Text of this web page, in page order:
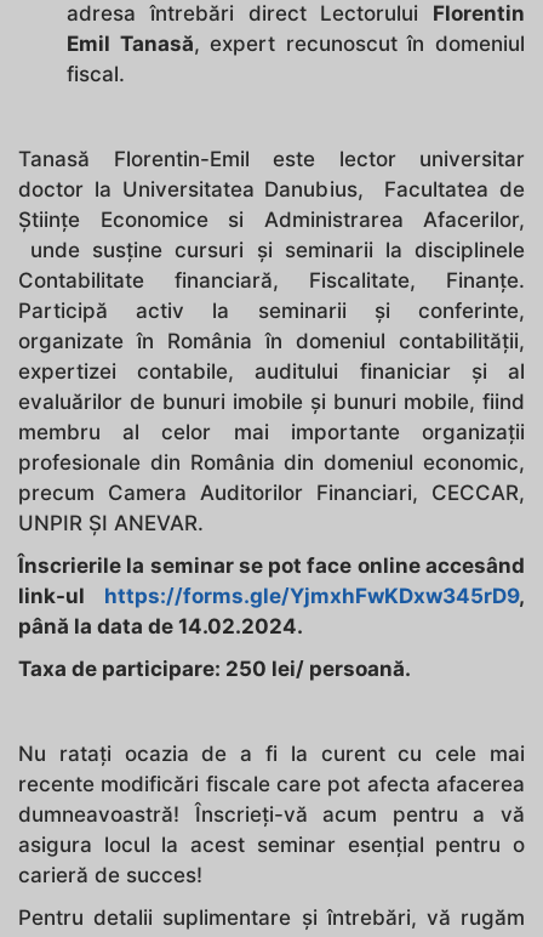
adresa întrebări direct Lectorului Florentin
Emil Tanasă, expert recunoscut în domeniul
fiscal.
Tanasă Florentin-Emil este lector universitar
doctor la Universitatea Danubius, Facultatea de
Științe Economice si Administrarea Afacerilor,
unde susține cursuri și seminarii la disciplinele
Contabilitate financiară, Fiscalitate, Finanțe.
Participă activ la seminarii și conferinte,
organizate în România în domeniul contabilității,
expertizei contabile, auditului finaniciar și al
evaluărilor de bunuri imobile și bunuri mobile, fiind
membru al celor mai importante organizații
profesionale din România din domeniul economic,
precum Camera Auditorilor Financiari, CECCAR,
UNPIR ȘI ANEVAR.
Înscrierile la seminar se pot face online accesând
link-ul https://forms.gle/YjmxhFwKDxw345rD9,
până la data de 14.02.2024.
Taxa de participare: 250 lei/ persoană.
Nu ratați ocazia de a fi la curent cu cele mai
recente modificări fiscale care pot afecta afacerea
dumneavoastră! Înscrieți-vă acum pentru a vă
asigura locul la acest seminar esențial pentru o
carieră de succes!
Pentru detalii suplimentare și întrebări, vă rugăm